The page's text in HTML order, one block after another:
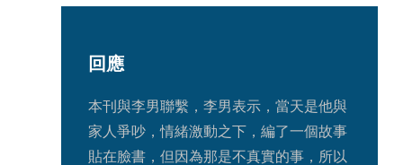
回應
本刊與李男聯繫，李男表示，當天是他與
家人爭吵，情緒激動之下，編了一個故事
貼在臉書，但因為那是不真實的事，所以